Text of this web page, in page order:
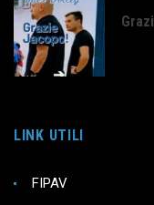
LINK UTILI
FIPAV